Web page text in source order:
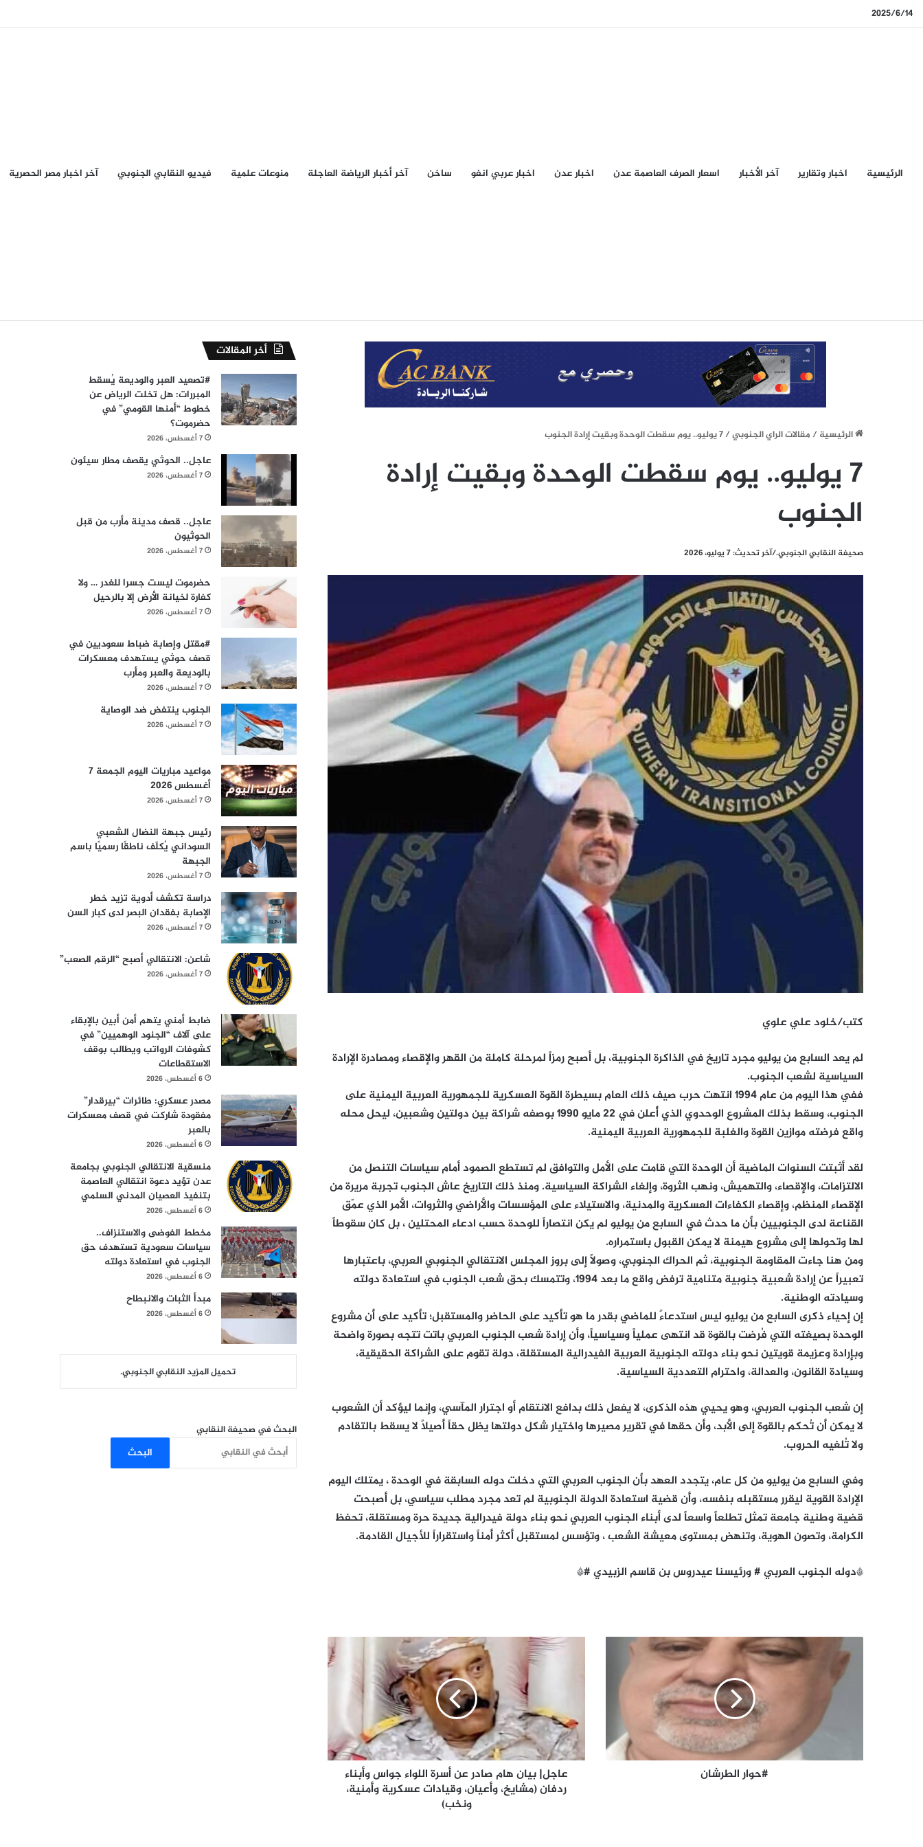
2025/6/14
الرئيسيِة اخبار وتقارير آخر الأخبار اسعار الصرف العاصمة عدن اخبار عدن اخبار عربي انفو ساخن آخر أخبار الرياضة العاجلة منوعات علمية فيديو النقابي الجنوبي آخر اخبار مصر الحصرية
الرئيسيِة/مقالات الراي الجنوبي/7 يوليو.. يوم سقطت الوحدة وبقيت إرادة الجنوب
7 يوليو.. يوم سقطت الوحدة وبقيت إرادة
الجنوب
صحيفة النقابي الجنوبي./آخر تحديث: 7 يوليو، 2026
كتب/خلود علي علوي
لم يعد السابع من يوليو مجرد تاريخ في الذاكرة الجنوبية، بل أصبح رمزاً لمرحلة كاملة من القهر والإقصاء ومصادرة الإرادة
السياسية لشعب الجنوب.
ففي هذا اليوم من عام 1994 انتهت حرب صيف ذلك العام بسيطرة القوة العسكرية للجمهورية العربية اليمنية على
الجنوب، وسقط بذلك المشروع الوحدوي الذي أُعلن في 22 مايو 1990 بوصفه شراكة بين دولتين وشعبين، ليحل محله
واقع فرضته موازين القوة والغلبة للجمهورية العربية اليمنية.
لقد أثبتت السنوات الماضية أن الوحدة التي قامت على الأمل والتوافق لم تستطع الصمود أمام سياسات التنصل من
الالتزامات، والإقصاء، والتهميش، ونهب الثروة، وإلغاء الشراكة السياسية. ومنذ ذلك التاريخ عاش الجنوب تجربة مريرة من
الإقصاء المنظم، وإقصاء الكفاءات العسكرية والمدنية، والاستيلاء على المؤسسات والأراضي والثروات، الأمر الذي عمّق
القناعة لدى الجنوبيين بأن ما حدث في السابع من يوليو لم يكن انتصاراً للوحدة حسب ادعاء المحتلين ، بل كان سقوطاً
لها وتحولها إلى مشروع هيمنة لا يمكن القبول باستمراره.
ومن هنا جاءت المقاومة الجنوبية، ثم الحراك الجنوبي، وصولاً إلى بروز المجلس الانتقالي الجنوبي العربي، باعتبارها
تعبيراً عن إرادة شعبية جنوبية متنامية ترفض واقع ما بعد 1994، وتتمسك بحق شعب الجنوب في استعادة دولته
وسيادته الوطنية.
إن إحياء ذكرى السابع من يوليو ليس استدعاءً للماضي بقدر ما هو تأكيد على الحاضر والمستقبل؛ تأكيد على أن مشروع
الوحدة بصيغته التي فُرضت بالقوة قد انتهى عملياً وسياسياً، وأن إرادة شعب الجنوب العربي باتت تتجه بصورة واضحة
وبإرادة وعزيمة قويتين نحو بناء دولته الجنوبية العربية الفيدرالية المستقلة، دولة تقوم على الشراكة الحقيقية،
وسيادة القانون، والعدالة، واحترام التعددية السياسية.
إن شعب الجنوب العربي، وهو يحيي هذه الذكرى، لا يفعل ذلك بدافع الانتقام أو اجترار المآسي، وإنما ليؤكد أن الشعوب
لا يمكن أن تُحكم بالقوة إلى الأبد، وأن حقها في تقرير مصيرها واختيار شكل دولتها يظل حقاً أصيلاً لا يسقط بالتقادم
ولا تُلغيه الحروب.
وفي السابع من يوليو من كل عام، يتجدد العهد بأن الجنوب العربي التي دخلت دوله السابقة في الوحدة ، يمتلك اليوم
الإرادة القوية ليقرر مستقبله بنفسه، وأن قضية استعادة الدولة الجنوبية لم تعد مجرد مطلب سياسي، بل أصبحت
قضية وطنية جامعة تمثل تطلعاً واسعاً لدى أبناء الجنوب العربي نحو بناء دولة فيدرالية جديدة حرة ومستقلة، تحفظ
الكرامة، وتصون الهوية، وتنهض بمستوى معيشة الشعب ، وتؤسس لمستقبل أكثر أمناً واستقراراً للأجيال القادمة.
*دوله الجنوب العربي # ورئيسنا عيدروس بن قاسم الزبيدي #*
الطرشان
#حوار الطرشان
عاجل|
أسرة
اللواء
جواس
وأبناء
ردفان
(مشايخ،
عاجل| بيان هام صادر عن أسرة اللواء جواس وأبناء
ردفان (مشايخ، وأعيان، وقيادات عسكرية وأمنية،
ونخب)
أخر المقالات
#​تصعيد العبر والوديعة يُسقط
المبررات: هل تخلت الرياض عن
خطوط “أمنها القومي” في
حضرموت؟
7 أغسطس، 2026
عاجل.. الحوثي يقصف مطار سيئون
7 أغسطس، 2026
عاجل.. قصف مدينة مأرب من قبل
الحوثيون
7 أغسطس، 2026
حضرموت ليست جسرا للغدر … ولا
كفارة لخيانة الأرض إلا بالرحيل
7 أغسطس، 2026
#مقتل وإصابة ضباط سعوديين في
قصف حوثي يستهدف معسكرات
بالوديعة والعبر ومأرب
7 أغسطس، 2026
الجنوب ينتفض ضد الوصاية
7 أغسطس، 2026
مواعيد مباريات اليوم الجمعة 7
أغسطس 2026
7 أغسطس، 2026
رئيس جبهة النضال الشعبي
السوداني يُكلّف ناطقًا رسميًا باسم
الجبهة
7 أغسطس، 2026
دراسة تكشف أدوية تزيد خطر
الإصابة بفقدان البصر لدى كبار السن
7 أغسطس، 2026
شاعن: الانتقالي أصبح “الرقم الصعب”
7 أغسطس، 2026
ضابط أمني يتهم أمن أبين بالإبقاء
على آلاف “الجنود الوهميين” في
كشوفات الرواتب ويطالب بوقف
الاستقطاعات
6 أغسطس، 2026
مصدر عسكري: طائرات “بيرقدار”
مفقودة شاركت في قصف معسكرات
بالعبر
6 أغسطس، 2026
منسقية الانتقالي الجنوبي بجامعة
عدن تؤيد دعوة انتقالي العاصمة
بتنفيذ العصيان المدني السلمي
6 أغسطس، 2026
مخطط الفوضى والاستنزاف..
سياسات سعودية تستهدف حق
الجنوب في استعادة دولته
6 أغسطس، 2026
مبدأ الثبات والانبطاح
6 أغسطس، 2026
تحميل المزيد النقابي الجنوبي.
البحث في صحيفة النقابي
البحث